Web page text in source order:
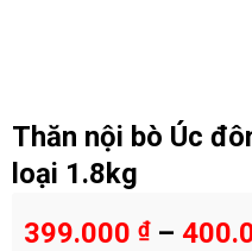
Thăn nội bò Úc
loại 1.8kg
399.000 ₫–